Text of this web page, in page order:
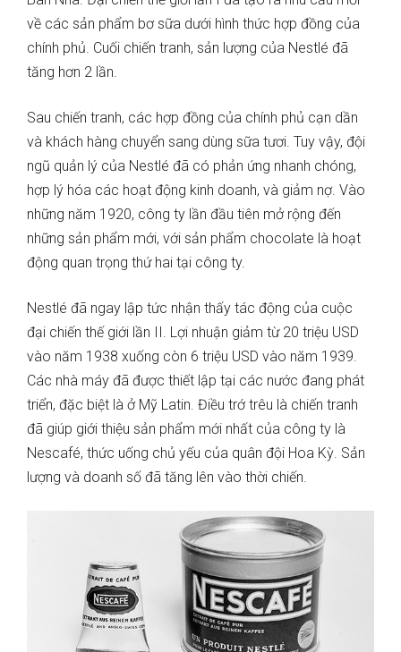
về các sản phẩm bơ sữa dưới hình thức hợp đồng của
chính phủ. Cuối chiến tranh, sản lượng của Nestlé đã
tăng hơn 2 lần.
Sau chiến tranh, các hợp đồng của chính phủ cạn dần
và khách hàng chuyển sang dùng sữa tươi. Tuy vậy, đội
ngũ quản lý của Nestlé đã có phản ứng nhanh chóng,
hợp lý hóa các hoạt động kinh doanh, và giảm nợ. Vào
những năm 1920, công ty lần đầu tiên mở rộng đến
những sản phẩm mới, với sản phẩm chocolate là hoạt
động quan trọng thứ hai tại công ty.
Nestlé đã ngay lập tức nhận thấy tác động của cuộc
đại chiến thế giới lần II. Lợi nhuận giảm từ 20 triệu USD
vào năm 1938 xuống còn 6 triệu USD vào năm 1939.
Các nhà máy đã được thiết lập tại các nước đang phát
triển, đặc biệt là ở Mỹ Latin. Điều trớ trêu là chiến tranh
đã giúp giới thiệu sản phẩm mới nhất của công ty là
Nescafé, thức uống chủ yếu của quân đội Hoa Kỳ. Sản
lượng và doanh số đã tăng lên vào thời chiến.